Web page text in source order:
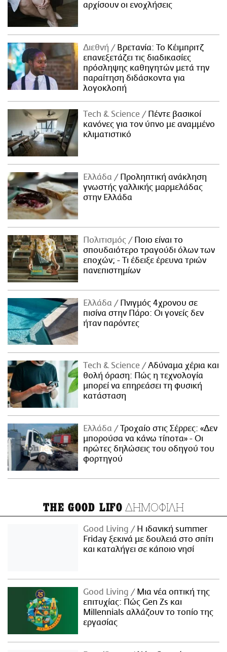
αρχίσουν οι ενοχλήσεις
Διεθνή
Βρετανία: Το Κέιμπριτζ
επανεξετάζει τις διαδικασίες
πρόσληψης καθηγητών μετά την
παραίτηση διδάσκοντα για
λογοκλοπή
Τech & Science
Πέντε βασικοί
κανόνες για τον ύπνο με αναμμένο
κλιματιστικό
Ελλάδα
Προληπτική ανάκληση
γνωστής γαλλικής μαρμελάδας
στην Ελλάδα
Πολιτισμός
Ποιο είναι το
σπουδαιότερο τραγούδι όλων των
εποχών; - Τι έδειξε έρευνα τριών
πανεπιστημίων
Ελλάδα
Πνιγμός 4χρονου σε
πισίνα στην Πάρο: Οι γονείς δεν
ήταν παρόντες
Τech & Science
Αδύναμα χέρια και
θολή όραση: Πώς η τεχνολογία
μπορεί να επηρεάσει τη φυσική
κατάσταση
Ελλάδα
Τροχαίο στις Σέρρες: «Δεν
μπορούσα να κάνω τίποτα» - Οι
πρώτες δηλώσεις του οδηγού του
φορτηγού
THE GOOD LIFO ΔΗΜΟΦΙΛΗ
Good Living
Η ιδανική summer
Friday ξεκινά με δουλειά στο σπίτι
και καταλήγει σε κάποιο νησί
Good Living
Μια νέα οπτική της
επιτυχίας: Πώς Gen Zs και
Millennials αλλάζουν το τοπίο της
εργασίας